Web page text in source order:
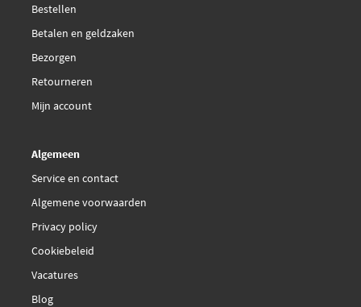
Bestellen
Betalen en geldzaken
Bezorgen
Retourneren
Mijn account
Algemeen
Service en contact
Algemene voorwaarden
Privacy policy
Cookiebeleid
Vacatures
Blog